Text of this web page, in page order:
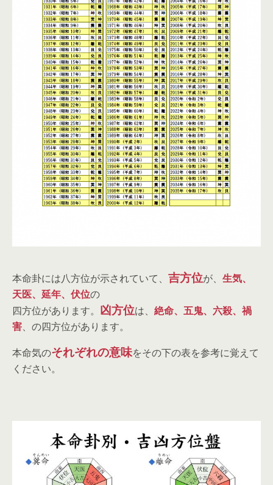
本命卦には八方位が示されていて、 吉方位が、 生気、
天医、延年、伏位の
四方位があります。 凶方位は、 絶命、五鬼、六殺、禍
害、の四方位があります。
本命気のそれぞれの意味をその下の表を参考に覚えて
ください。